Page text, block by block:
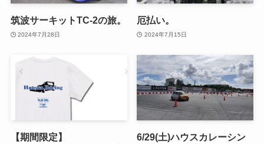
筑波サーキットTC-2の旅。
2024年7月28日
厄払い。
2024年7月15日
【期間限定】
6/29(土)ハウスカレーシン